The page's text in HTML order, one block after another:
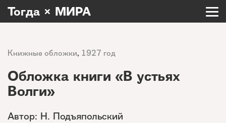
Тогда × МИРА
Книжные обложки, 1927 год
Обложка книги «В устьях
Волги»
Автор: Н. Подъяпольский